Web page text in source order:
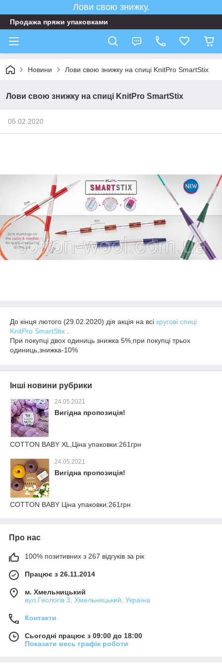
Лови свою знижку.
Продажа пряжи упаковками
Новини Лови свою знижку на спиці KnitPro SmartStix
Лови свою знижку на спиці KnitPro SmartStix
05.02.2020
До кінця лютого (29.02.2020) дія акція на всі кругові спиці
KnitPro SmartStix
При покупці двох одиниць знижка 5%,при покупці трьох
одиниць,знижка-10%
Інші новини рубрики
24.05.2021
Вигідна пропозиція!
COTTON BABY XL,Ціна упаковки:261грн
24.05.2021
Вигідна пропозиція!
COTTON BABY Ціна упаковки:261грн
Про нас
100% позитивних з 267 відгуків за рік
Працює з 26.11.2014
м. Хмельницький
вул.Геологів 3, Хмельницький, Україна
Контакти
Сьогодні працює з 09:00 до 18:00
Показати весь графік роботи